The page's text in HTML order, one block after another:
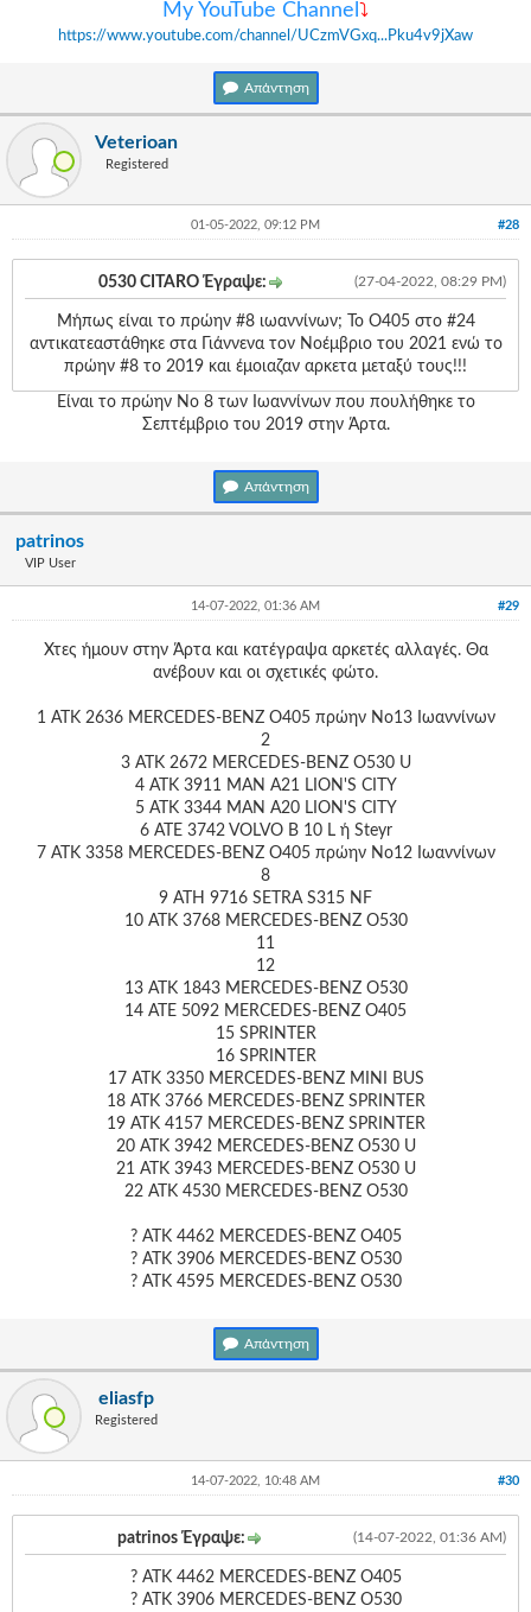
Μy YouTube Channel ⤵
https://www.youtube.com/channel/UCzmVGxq...Pku4v9jXaw
Απάντηση
Veterioan
Registered
#28
01-05-2022, 09:12 PM
(27-04-2022, 08:29 PM)
0530 CITARO Έγραψε:
Μήπως είναι το πρώην #8 ιωαννίνων; Το Ο405 στο #24
αντικατεαστάθηκε στα Γιάννενα τον Νοέμβριο του 2021 ενώ το
πρώην #8 το 2019 και έμοιαζαν αρκετα μεταξύ τους!!!
Είναι το πρώην Νο 8 των Ιωαννίνων που πουλήθηκε το
Σεπτέμβριο του 2019 στην Άρτα.
Απάντηση
patrinos
VIP User
#29
14-07-2022, 01:36 AM
Χτες ήμουν στην Άρτα και κατέγραψα αρκετές αλλαγές. Θα
ανέβουν και οι σχετικές φώτο.
1 ATΚ 2636 MERCEDES-BENZ O405 πρώην Νο13 Ιωαννίνων
2
3 ΑΤΚ 2672 MERCEDES-BENZ O530 U
4 ATΚ 3911 MAN A21 LION'S CITY
5 ATΚ 3344 MAN A20 LION'S CITY
6 ATE 3742 VOLVO B 10 L ή Steyr
7 ATΚ 3358 MERCEDES-BENZ O405 πρώην Νο12 Ιωαννίνων
8
9 ΑΤΗ 9716 SETRA S315 NF
10 ATΚ 3768 MERCEDES-BENZ O530
11
12
13 ΑΤΚ 1843 MERCEDES-BENZ O530
14 ATE 5092 MERCEDES-BENZ O405
15 SPRINTER
16 SPRINTER
17 ΑΤΚ 3350 MERCEDES-BENZ MINI BUS
18 ΑΤΚ 3766 MERCEDES-BENZ SPRINTER
19 ΑΤΚ 4157 MERCEDES-BENZ SPRINTER
20 ΑΤΚ 3942 MERCEDES-BENZ O530 U
21 ΑΤΚ 3943 MERCEDES-BENZ O530 U
22 ΑΤΚ 4530 MERCEDES-BENZ O530
? ΑΤΚ 4462 MERCEDES-BENZ O405
? ΑΤΚ 3906 MERCEDES-BENZ O530
? ΑΤΚ 4595 MERCEDES-BENZ O530
Απάντηση
eliasfp
Registered
#30
14-07-2022, 10:48 AM
(14-07-2022, 01:36 AM)
patrinos Έγραψε:
? ΑΤΚ 4462 MERCEDES-BENZ O405
? ΑΤΚ 3906 MERCEDES-BENZ O530